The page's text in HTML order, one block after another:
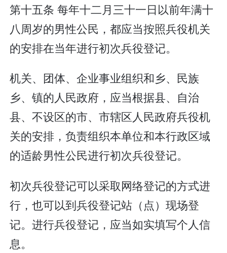
第十五条 每年十二月三十一日以前年满十
八周岁的男性公民，都应当按照兵役机关
的安排在当年进行初次兵役登记。
机关、团体、企业事业组织和乡、民族
乡、镇的人民政府，应当根据县、自治
县、不设区的市、市辖区人民政府兵役机
关的安排，负责组织本单位和本行政区域
的适龄男性公民进行初次兵役登记。
初次兵役登记可以采取网络登记的方式进
行，也可以到兵役登记站（点）现场登
记。进行兵役登记，应当如实填写个人信
息。